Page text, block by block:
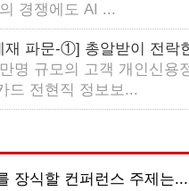
경쟁에도 AI ...
재 파문-①] 총알받이 전락
명 규모의 고객 개인신용
드 전현직 정보보...
장식할 컨퍼런스 주제는...